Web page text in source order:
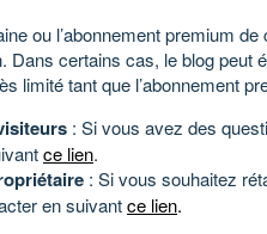
ou l’abonnement premium
Dans certains cas, le blog peut
limité tant que l’abonnement
: Si vous avez des
ce lien.
: Si vous souhaitez
en suivantce lien.